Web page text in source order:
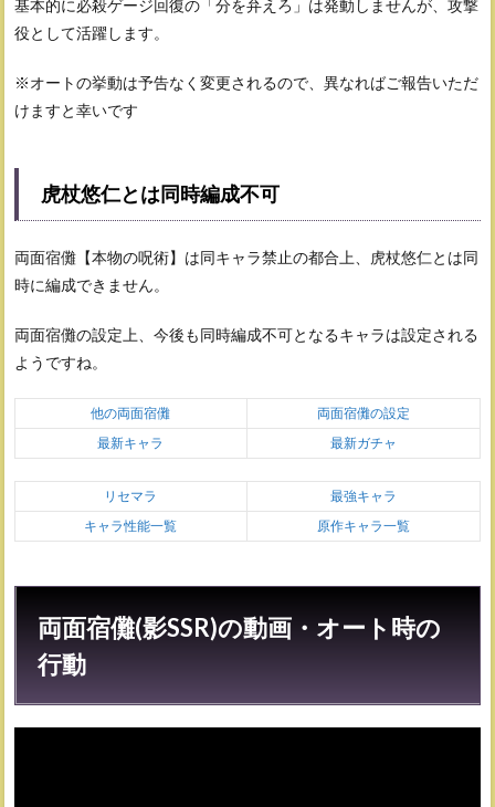
基本的に必殺ゲージ回復の「分を弁えろ」は発動しませんが、攻撃
役として活躍します。
※オートの挙動は予告なく変更されるので、異なればご報告いただ
けますと幸いです
虎杖悠仁とは同時編成不可
両面宿儺【本物の呪術】は同キャラ禁止の都合上、虎杖悠仁とは同
時に編成できません。
両面宿儺の設定上、今後も同時編成不可となるキャラは設定される
ようですね。
他の両面宿儺
両面宿儺の設定
最新キャラ
最新ガチャ
リセマラ
最強キャラ
キャラ性能一覧
原作キャラ一覧
両面宿儺(影SSR)の動画・オート時の
行動